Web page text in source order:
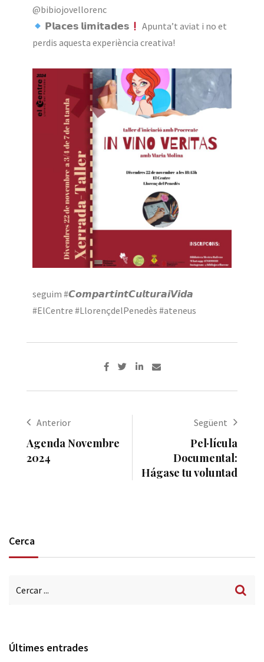
@bibiojovellorenc
𝗣𝗹𝗮𝗰𝗲𝘀 𝗹𝗶𝗺𝗶𝘁𝗮𝗱𝗲𝘀
Apunta’t aviat i no et
perdis aquesta experiència creativa!
seguim #𝘾𝙤𝙢𝙥𝙖𝙧𝙩𝙞𝙣𝙩𝘾𝙪𝙡𝙩𝙪𝙧𝙖𝙞𝙑𝙞𝙙𝙖
#ElCentre #LlorençdelPenedès #ateneus
Anterior
Agenda Novembre
2024
Següent
Pel·lícula
Documental:
Hágase tu voluntad
Cerca
Últimes entrades